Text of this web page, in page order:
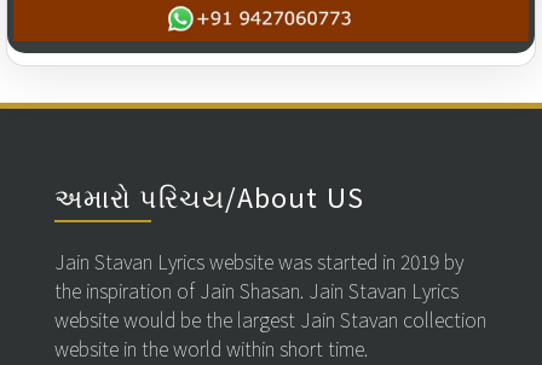
અમારો પરિચય/About US
Jain Stavan Lyrics website was started in 2019 by
the inspiration of Jain Shasan. Jain Stavan Lyrics
website would be the largest Jain Stavan collection
website in the world within short time.